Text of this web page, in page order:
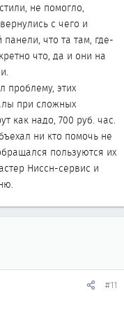
не помогло,
с чего и
что та там, где-
что, да и они на
проблему, этих
при сложных
как надо, 700 руб. час.
ни кто помочь не
пользуются их
Ниссн-сервис и
#11